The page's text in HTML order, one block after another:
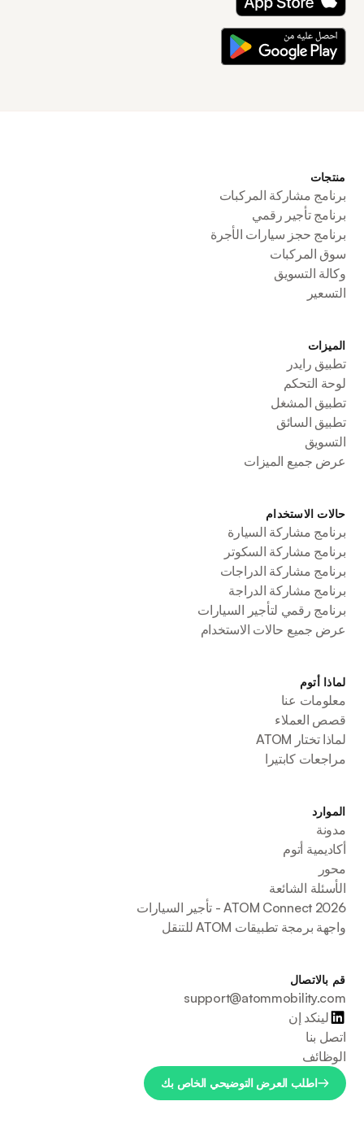
منتجات
برنامج مشاركة المركبات
برنامج تأجير رقمي
برنامج حجز سيارات الأجرة
سوق المركبات
وكالة التسويق
التسعير
الميزات
تطبيق رايدر
لوحة التحكم
تطبيق المشغل
تطبيق السائق
التسويق
عرض جميع الميزات
حالات الاستخدام
برنامج مشاركة السيارة
برنامج مشاركة السكوتر
برنامج مشاركة الدراجات
برنامج مشاركة الدراجة
برنامج رقمي لتأجير السيارات
عرض جميع حالات الاستخدام
لماذا أتوم
معلومات عنا
قصص العملاء
لماذا تختار ATOM
مراجعات كابتيرا
الموارد
مدونة
أكاديمية أتوم
محور
الأسئلة الشائعة
ATOM Connect 2026 - تأجير السيارات
واجهة برمجة تطبيقات ATOM للتنقل
قم بالاتصال
support@atommobility.com
لينكد إن
اتصل بنا
الوظائف
اطلب العرض التوضيحي الخاص بك